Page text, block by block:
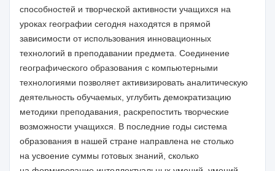
способностей и творческой активности учащихся на
уроках географии сегодня находятся в прямой
зависимости от использования инновационных
технологий в преподавании предмета. Соединение
географического образования с компьютерными
технологиями позволяет активизировать аналитическую
деятельность обучаемых, углубить демократизацию
методики преподавания, раскрепостить творческие
возможности учащихся. В последние годы система
образования в нашей стране направлена не столько
на усвоение суммы готовых знаний, сколько